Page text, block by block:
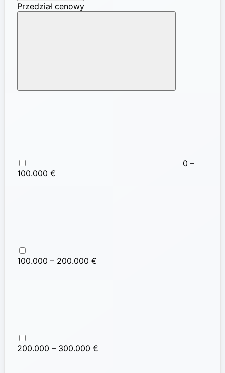
Przedział cenowy
0 –
100.000 €
100.000 – 200.000 €
200.000 – 300.000 €